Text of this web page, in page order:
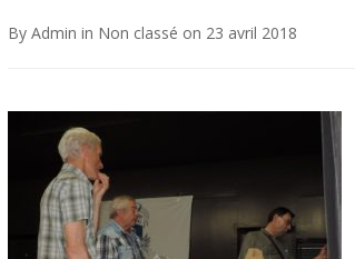
By Admin in Non classé on 23 avril 2018